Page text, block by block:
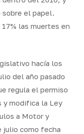
el papel.
las muertes en
hacía los
del año pasado
regula el permiso
y modifica la Ley
a Motor y
julio como fecha